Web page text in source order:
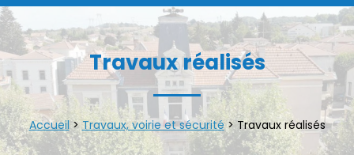
Travaux réalisés
Accueil> Travaux, voirie et sécurité>Travaux réalisés